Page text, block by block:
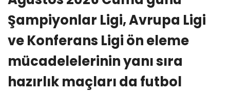
Şampiyonlar Ligi, Avrupa Ligi
ve Konferans Ligi ön eleme
mücadelelerinin yanı sıra
hazırlık maçları da futbol